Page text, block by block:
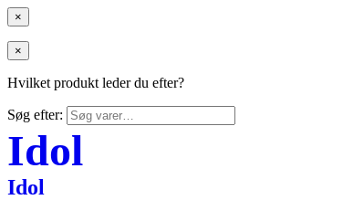
×
×
Hvilket produkt leder du efter?
Søg efter:
Idol
Idol